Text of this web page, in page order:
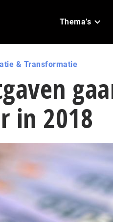
Thema’s
& Transformatie
in 2018